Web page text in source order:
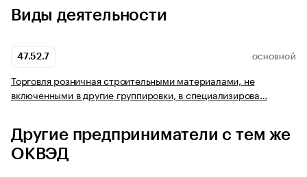
Виды деятельности
47.52.7 ОСНОВНОЙ
Торговля розничная строительными материалами, не
включенными в другие группировки, в специализирова…
Другие предприниматели с тем же
ОКВЭД